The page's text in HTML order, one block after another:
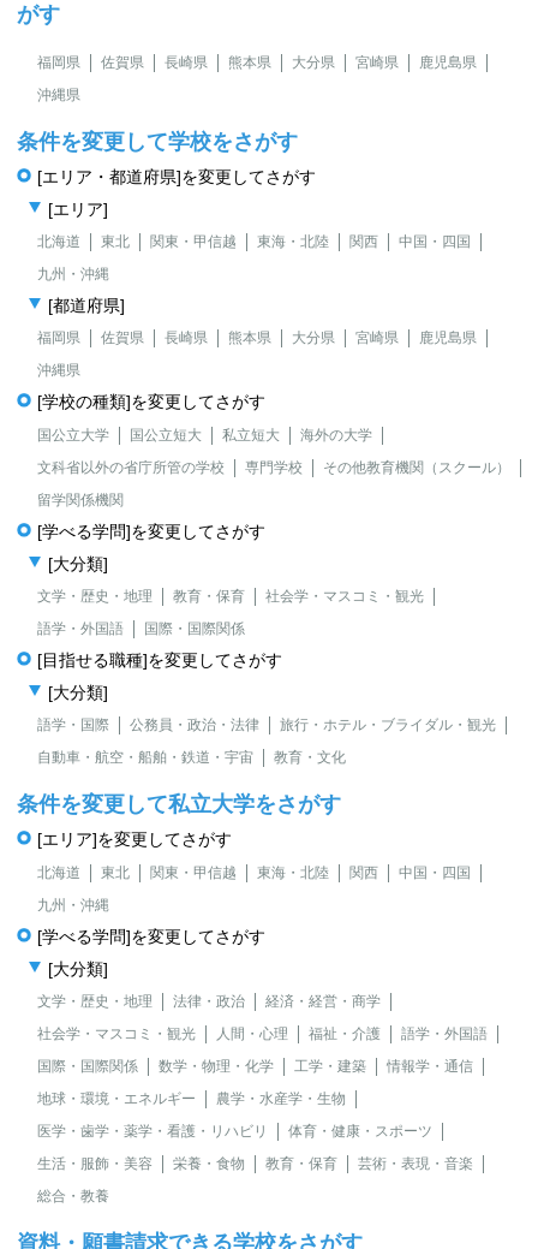
がす
福岡県 佐賀県 長崎県 熊本県 大分県 宮崎県
鹿児島県
沖縄県
条件を変更して学校をさがす
[エリア・都道府県]を変更してさがす
[エリア]
北海道 東北 関東・甲信越 東海・北陸 関西
中国・四国
九州・沖縄
[都道府県]
福岡県 佐賀県 長崎県 熊本県 大分県 宮崎県
鹿児島県
沖縄県
[学校の種類]を変更してさがす
国公立大学 国公立短大 私立短大
海外の大学
文科省以外の省庁所管の学校
専門学校
その他教育機関（スクール）
留学関係機関
[学べる学問]を変更してさがす
[大分類]
文学・歴史・地理 教育・保育
社会学・マスコミ・観光
語学・外国語
国際・国際関係
[目指せる職種]を変更してさがす
[大分類]
語学・国際 公務員・政治・法律
旅行・ホテル・ブライダル・観光
自動車・航空・船舶・鉄道・宇宙
教育・文化
条件を変更して私立大学をさがす
[エリア]を変更してさがす
北海道 東北 関東・甲信越 東海・北陸 関西
中国・四国
九州・沖縄
[学べる学問]を変更してさがす
[大分類]
文学・歴史・地理 法律・政治
経済・経営・商学
社会学・マスコミ・観光
人間・心理 福祉・介護
語学・外国語
国際・国際関係
数学・物理・化学 工学・建築
情報学・通信
地球・環境・エネルギー
農学・水産学・生物
医学・歯学・薬学・看護・リハビリ
体育・健康・スポーツ
生活・服飾・美容
栄養・食物 教育・保育
芸術・表現・音楽
総合・教養
資料・願書請求できる学校をさがす